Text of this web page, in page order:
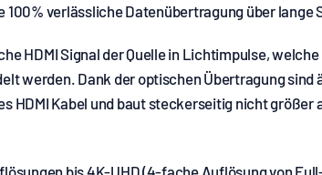
verlässliche Datenübertragung über lange
HDMI Signal der Quelle in Lichtimpulse,
werden. Dank der optischen Übertragung
HDMI Kabel und baut steckerseitig nicht
bis 4K-UHD (4-fache Auflösung von